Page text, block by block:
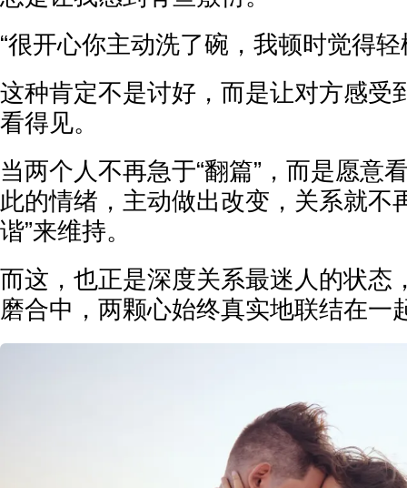
“很开心你主动洗了碗，我顿时觉得轻
这种肯定不是讨好，而是让对方感受
看得见。
当两个人不再急于“翻篇”，而是愿意
此的情绪，主动做出改变，关系就不
谐”来维持。
而这，也正是深度关系最迷人的状态
磨合中，两颗心始终真实地联结在一